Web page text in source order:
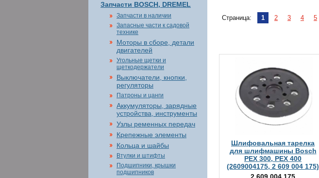
Запчасти BOSCH, DREMEL
Запчасти в наличии
Запасные части к садовой
технике
Моторы в сборе, детали
двигателей
Угольные щетки и
щеткодержатели
Выключатели, кнопки,
регуляторы
Патроны и цанги
Аккумуляторы, зарядные
устройства, инструменты
Узлы ременных передач
Крепежные элементы
Кольца и шайбы
Втулки и штифты
Подшипники, крышки
подшипников
Страница: 1 2 3 4 5
Шлифовальная тарелка
для шлифмашины Bosch
PEX 300, PEX 400
(2609004175, 2 609 004 175)